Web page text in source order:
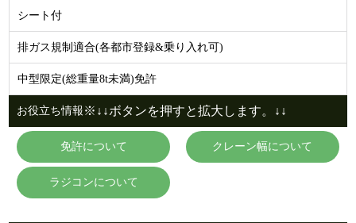
シート付
排ガス規制適合(各都市登録&乗り入れ可)
中型限定(総重量8t未満)免許
お役立ち情報 ※↓↓ボタンを押すと拡大します。↓↓
免許について クレーン幅について
ラジコンについて